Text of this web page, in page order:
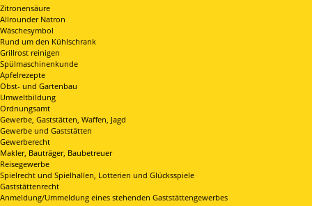
Zitronensäure
Allrounder Natron
Wäschesymbol
Rund um den Kühlschrank
Grillrost reinigen
Spülmaschinenkunde
Apfelrezepte
Obst- und Gartenbau
Umweltbildung
Ordnungsamt
Gewerbe, Gaststätten, Waffen, Jagd
Gewerbe und Gaststätten
Gewerberecht
Makler, Bauträger, Baubetreuer
Reisegewerbe
Spielrecht und Spielhallen, Lotterien und Glücksspiele
Gaststättenrecht
Anmeldung/Ummeldung eines stehenden Gaststättengewerbes